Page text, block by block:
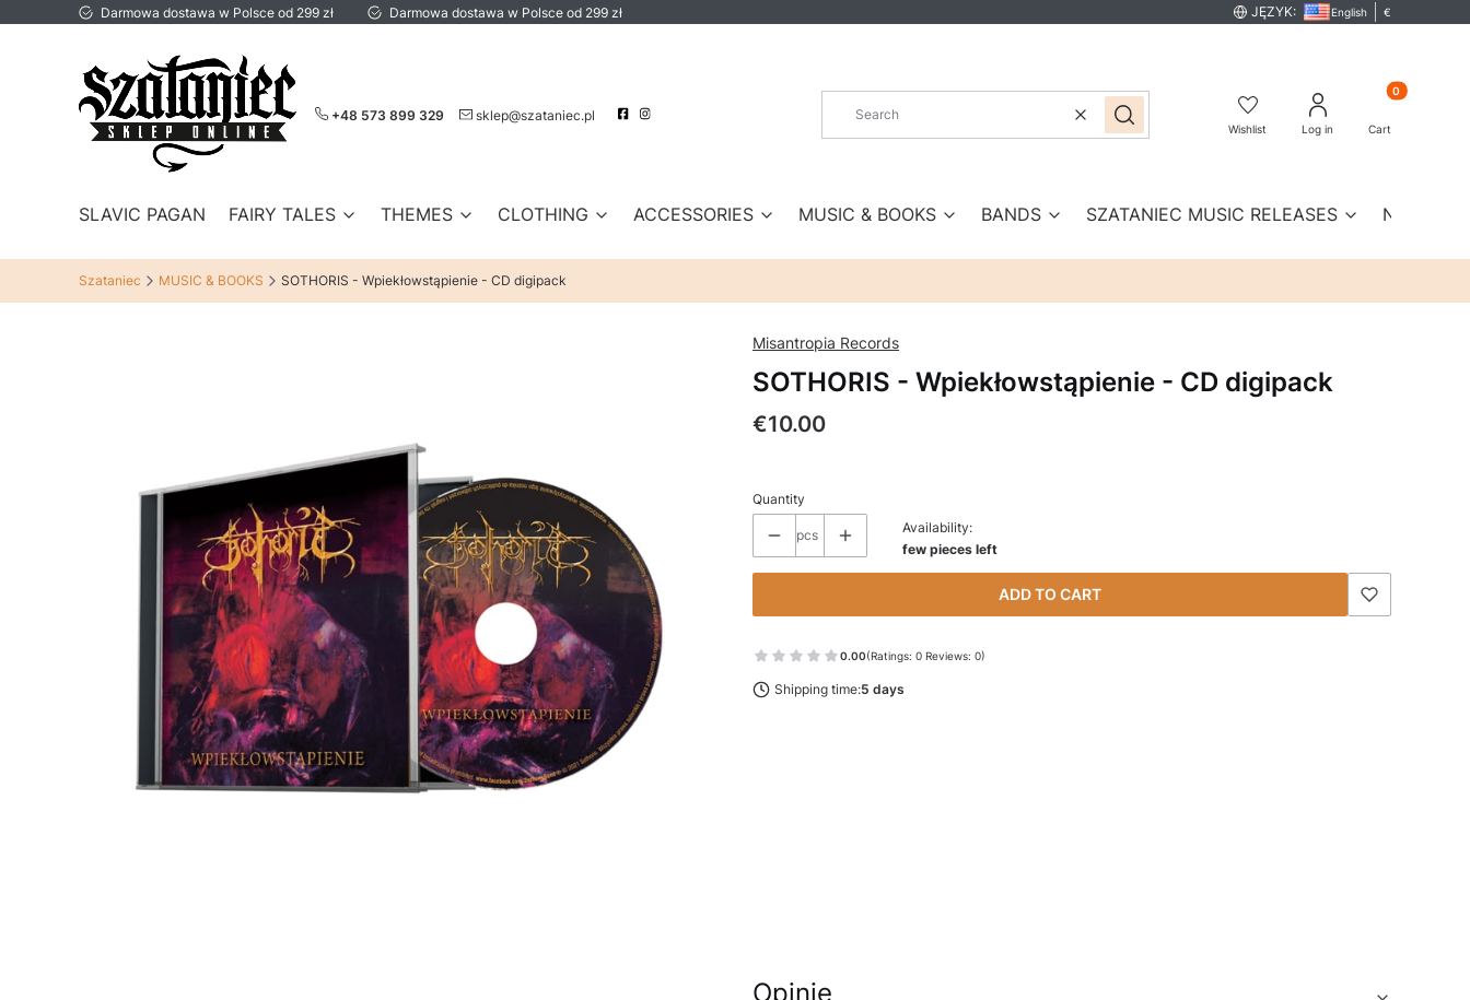
Darmowa dostawa w Polsce od 299 zł Darmowa dostawa w Polsce od 299 zł JĘZYK: English €
+48 573 899 329 sklep@szataniec.pl Clear Search Wishlist Log in
Products in
Cart
SLAVIC PAGAN FAIRY TALES THEMES CLOTHING ACCESSORIES MUSIC & BOOKS BANDS SZATANIEC MUSIC RELEASES New
Szataniec MUSIC & BOOKS SOTHORIS - Wpiekłowstąpienie - CD digipack
Misantropia Records
SOTHORIS - Wpiekłowstąpienie - CD digipack
Price
€10.00
Quantity
pcs
Availability:
few pieces left
ADD TO CART
0.00(Ratings: 0 Reviews: 0)
Shipping time:5 days
Opinie